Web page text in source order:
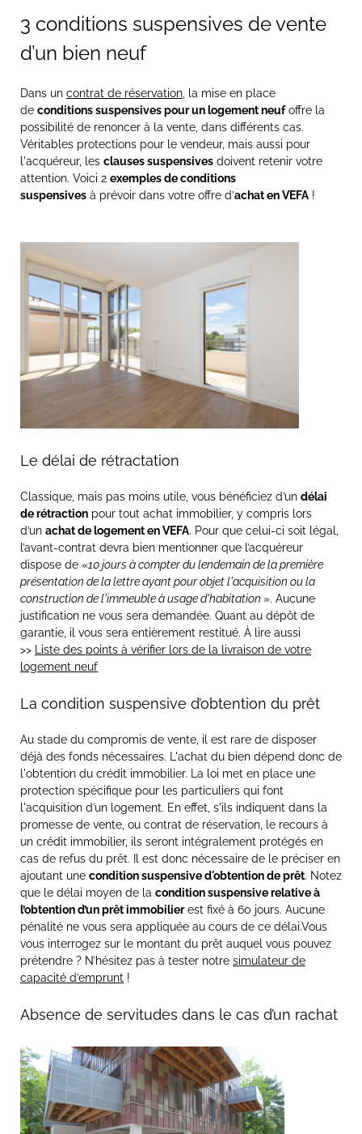
3 conditions suspensives de vente
d’un bien neuf
Dans un contrat de réservation , la mise en place
de conditions suspensives pour un logement neufoffre la
possibilité de renoncer à la vente, dans différents cas.
Véritables protections pour le vendeur, mais aussi pour
l'acquéreur, les clauses suspensives doivent retenir votre
attention. Voici 2 exemples deconditions
suspensives à prévoir dans votre offre d’achat en VEFA !
Le délai de rétractation
Classique, mais pas moins utile, vous bénéficiez d’un délai
de rétraction pour tout achat immobilier, y compris lors
d’un achat de logement en VEFA. Pour que celui-ci soit légal,
l’avant-contrat devra bien mentionner que l’acquéreur
dispose de «10 jours à compter du lendemain de la première
présentation de la lettre ayant pour objet l'acquisition ou la
construction de l'immeuble à usage d'habitation ». Aucune
justification ne vous sera demandée. Quant au dépôt de
garantie, il vous sera entièrement restitué. À lire aussi
>>
Liste des points à vérifier lors de la livraison de votre
logement neuf
La condition suspensive d’obtention du prêt
Au stade du compromis de vente, il est rare de disposer
déjà des fonds nécessaires. L'achat du bien dépend donc de
l'obtention du crédit immobilier. La loi met en place une
protection spécifique pour les particuliers qui font
l'acquisition d’un logement. En effet, s'ils indiquent dans la
promesse de vente, ou contrat de réservation, le recours à
un crédit immobilier, ils seront intégralement protégés en
cas de refus du prêt. Il est donc nécessaire de le préciser en
ajoutant une condition suspensive d'obtention de prêt. Notez
que le délai moyen de la condition suspensive relative à
l’obtention d’un prêt immobilierest fixé à 60 jours. Aucune
pénalité ne vous sera appliquée au cours de ce délai.Vous
vous interrogez sur le montant du prêt auquel vous pouvez
prétendre ? N’hésitez pas à tester notre simulateur de
capacité d’emprunt !
Absence de servitudes dans le cas d’un rachat